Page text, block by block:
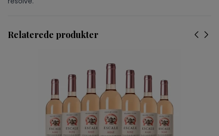
Relaterede produkter